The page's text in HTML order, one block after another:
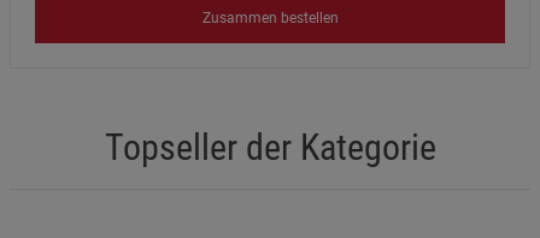
Zusammen bestellen
Topseller der Kategorie